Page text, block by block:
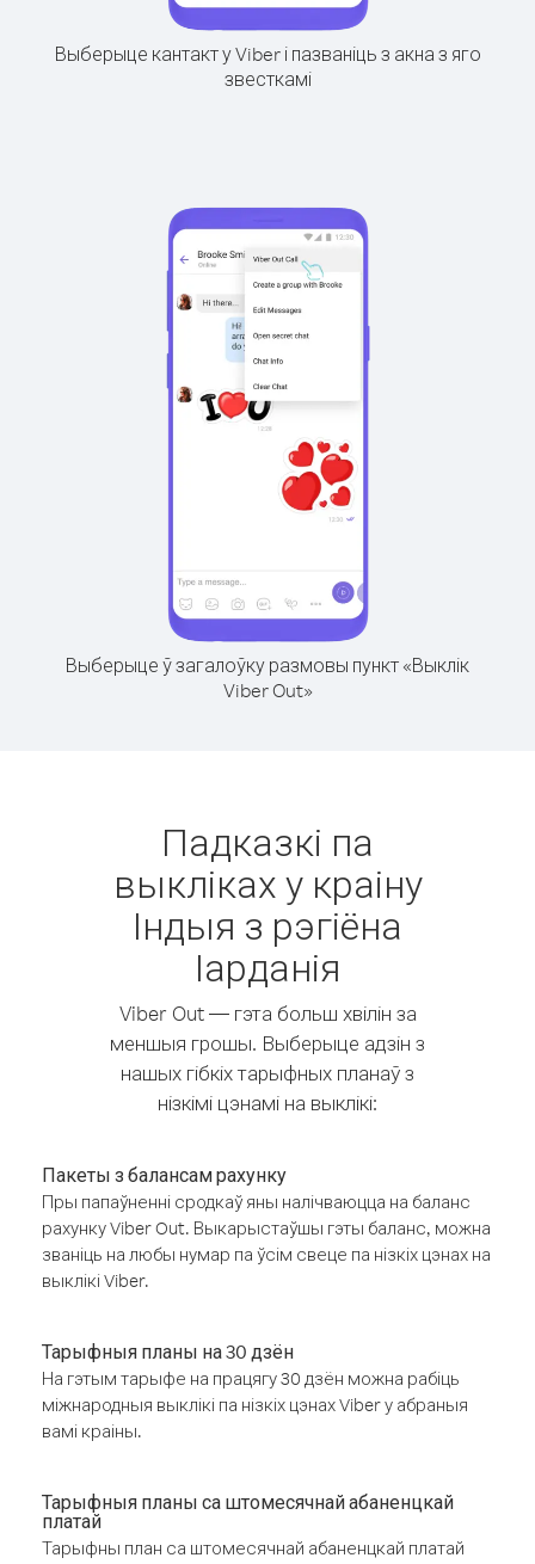
Выберыце кантакт у Viber і пазваніць з акна з яго
звесткамі
Выберыце ў загалоўку размовы пункт «Выклік
Viber Out»
Падказкі па
выкліках у краіну
Індыя з рэгіёна
Іарданія
Viber Out — гэта больш хвілін за
меншыя грошы. Выберыце адзін з
нашых гібкіх тарыфных планаў з
нізкімі цэнамі на выклікі:
Пакеты з балансам рахунку
Пры папаўненні сродкаў яны налічваюцца на баланс
рахунку Viber Out. Выкарыстаўшы гэты баланс, можна
званіць на любы нумар па ўсім свеце па нізкіх цэнах на
выклікі Viber.
Тарыфныя планы на 30 дзён
На гэтым тарыфе на працягу 30 дзён можна рабіць
міжнародныя выклікі па нізкіх цэнах Viber у абраныя
вамі краіны.
Тарыфныя планы са штомесячнай абаненцкай
платай
Тарыфны план са штомесячнай абаненцкай платай